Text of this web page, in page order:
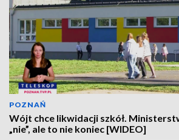
POZNAŃ
Wójt chce likwidacji szkół.
„nie”, ale to nie koniec [WIDEO]